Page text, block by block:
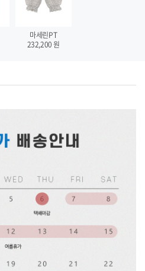
마세린PT
232,200원